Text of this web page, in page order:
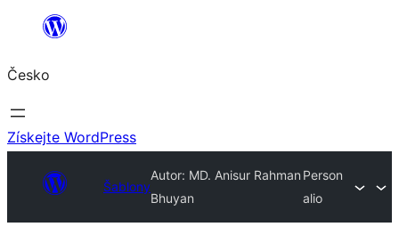
Přeskočit
obsah
Česko
Získejte WordPress
Šablony
Autor: MD. Anisur Rahman
Bhuyan
Person
alio